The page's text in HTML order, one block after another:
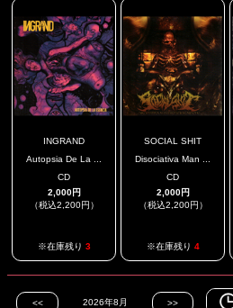
INGRAND
Autopsia De La ...
CD
2,000円
（税込2,200円）
※在庫残り 3
SOCIAL SHIT
Disociativa Man ...
CD
2,000円
（税込2,200円）
※在庫残り 4